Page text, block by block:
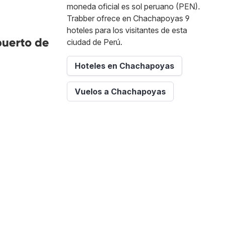
de
moneda oficial es sol peruano (PEN).
Trabber ofrece en Chachapoyas 9
hoteles para los visitantes de esta
ciudad de Perú.
Hoteles en Chachapoyas
Vuelos a Chachapoyas